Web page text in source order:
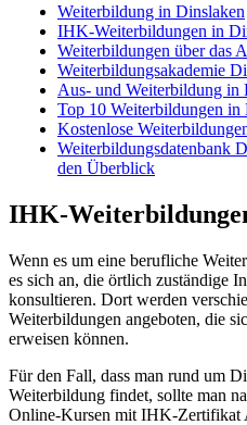
Weiterbildung in Dinslaken
IHK-Weiterbildungen in
Weiterbildungen über das
Weiterbildungsakademie
Aus- und Weiterbildung in
Top 10 Weiterbildungen in
Kostenlose
Weiterbildungsdatenbank
den Überblick
IHK-
Wenn es um eine berufliche
es sich an, die örtlich zuständige
konsultieren. Dort werden
Weiterbildungen angeboten, die
erweisen können.
Für den Fall, dass man rund um
Weiterbildung findet, sollte man
Online-Kursen mit IHK-Zertifikat